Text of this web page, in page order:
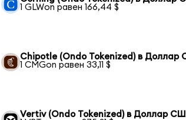
1 GLWon равен 166,44 $
Chipotle (Ondo Tokenized) в Доллар
1 CMGon равен 33,11 $
Vertiv (Ondo Tokenized) в Доллар